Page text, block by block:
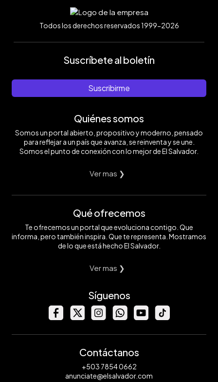
Todos los derechos reservados 1999-2026
Suscríbete al boletín
Suscribirme
Quiénes somos
Somos un portal abierto, propositivo y moderno, pensado
para reflejar a un país que avanza, se reinventa y se une.
Somos el punto de conexión con lo mejor de El Salvador.
Ver mas ❯
Qué ofrecemos
Te ofrecemos un portal que evoluciona contigo. Que
informa, pero también inspira. Que te representa. Mostramos
de lo que está hecho El Salvador.
Ver mas ❯
Síguenos
Contáctanos
+503 7854 0662
anunciate@elsalvador.com